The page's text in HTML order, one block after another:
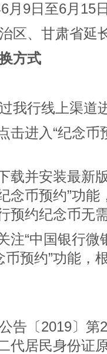
月9日至6月15
区、甘肃省延
方式
我行线上渠道
击进入“纪念币
载并安装最新
念币预约”功
预约纪念币无
注“中国银行微
币预约”功能，
告〔2019〕第
代居民身份证